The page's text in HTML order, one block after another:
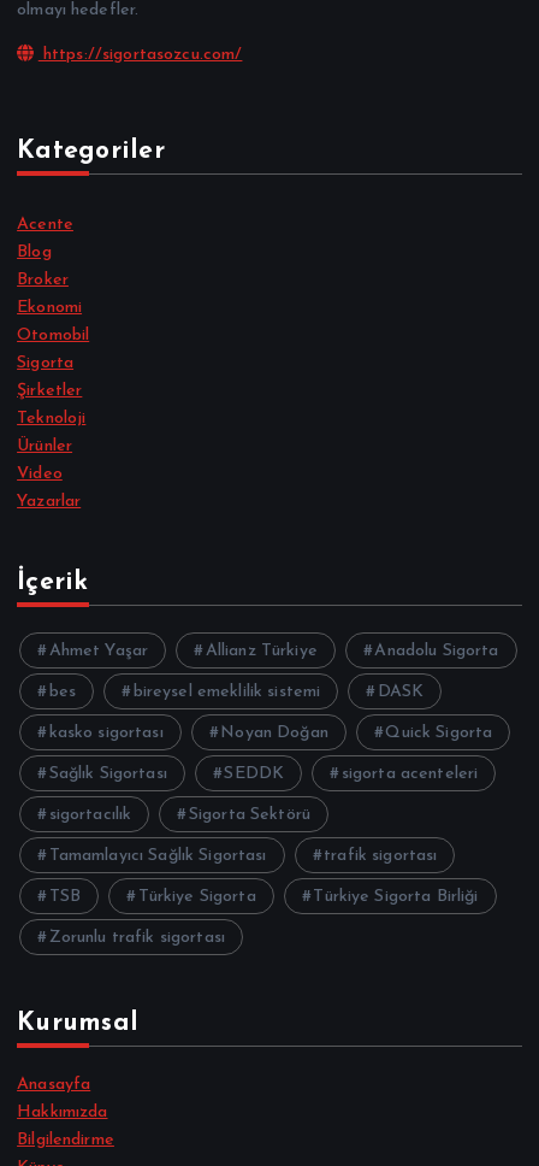
olmayı hedefler.
https://sigortasozcu.com/
Kategoriler
Acente
Blog
Broker
Ekonomi
Otomobil
Sigorta
Şirketler
Teknoloji
Ürünler
Video
Yazarlar
İçerik
Ahmet Yaşar Allianz Türkiye Anadolu Sigorta
bes bireysel emeklilik sistemi DASK
kasko sigortası Noyan Doğan Quick Sigorta
Sağlık Sigortası SEDDK sigorta acenteleri
sigortacılık Sigorta Sektörü
Tamamlayıcı Sağlık Sigortası trafik sigortası
TSB Türkiye Sigorta Türkiye Sigorta Birliği
Zorunlu trafik sigortası
Kurumsal
Anasayfa
Hakkımızda
Bilgilendirme